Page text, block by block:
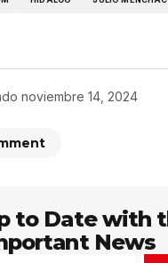
noviembre 14, 2024
de correo electrónico
campos obligatorios
*
to Date with
News